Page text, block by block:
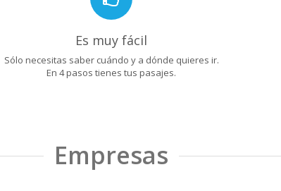
Es muy fácil
Sólo necesitas saber cuándo y a dónde quieres ir.
En 4 pasos tienes tus pasajes.
Empresas